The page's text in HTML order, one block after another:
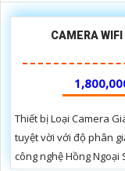
CAMERA
Thiết bị Loại Camera
tuyệt vời với độ phân
công nghệ Hồng Ngoại